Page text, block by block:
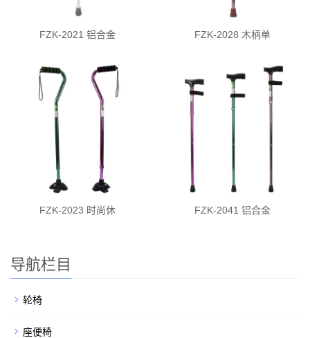
FZK-2021 铝合金 FZK-2028 木柄单
FZK-2023 时尚休 FZK-2041 铝合金
导航栏目
轮椅
座便椅